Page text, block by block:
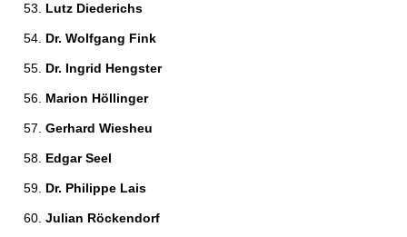
Lutz Diederichs
Dr. Wolfgang Fink
Dr. Ingrid Hengster
Marion Höllinger
Gerhard Wiesheu
Edgar Seel
Dr. Philippe Lais
Julian Röckendorf